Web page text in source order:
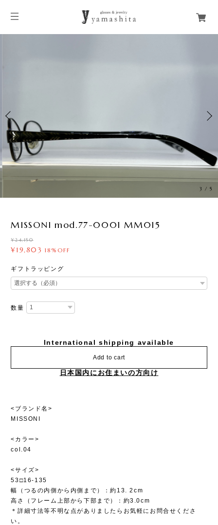
3 /5
MISSONI mod.77-0001 MM015
¥24,150
¥19,803 18%OFF
ギフトラッピング
数量
International shipping available
Add to cart
日本国内にお住まいの方向け
<ブランド名>
MISSONI
<カラー>
col.04
<サイズ>
53□16-135
幅（つるの内側から内側まで）：約13. 2cm
高さ（フレーム上部から下部まで）：約3.0cm
＊詳細寸法等不明な点がありましたらお気軽にお問合せくださ
い。